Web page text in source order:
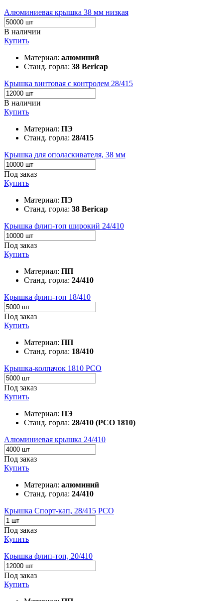
Алюминиевая крышка 38 мм низкая
В наличии
Купить
Материал: алюминий
Станд. горла: 38 Bericap
Крышка винтовая с контролем 28/415
В наличии
Купить
Материал: ПЭ
Станд. горла: 28/415
Крышка для ополаскивателя, 38 мм
Под заказ
Купить
Материал: ПЭ
Станд. горла: 38 Bericap
Крышка флип-топ широкий 24/410
Под заказ
Купить
Материал: ПП
Станд. горла: 24/410
Крышка флип-топ 18/410
Под заказ
Купить
Материал: ПП
Станд. горла: 18/410
Крышка-колпачок 1810 РСО
Под заказ
Купить
Материал: ПЭ
Станд. горла: 28/410 (PCO 1810)
Алюминиевая крышка 24/410
Под заказ
Купить
Материал: алюминий
Станд. горла: 24/410
Крышка Спорт-кап, 28/415 PCO
Под заказ
Купить
Крышка флип-топ, 20/410
Под заказ
Купить